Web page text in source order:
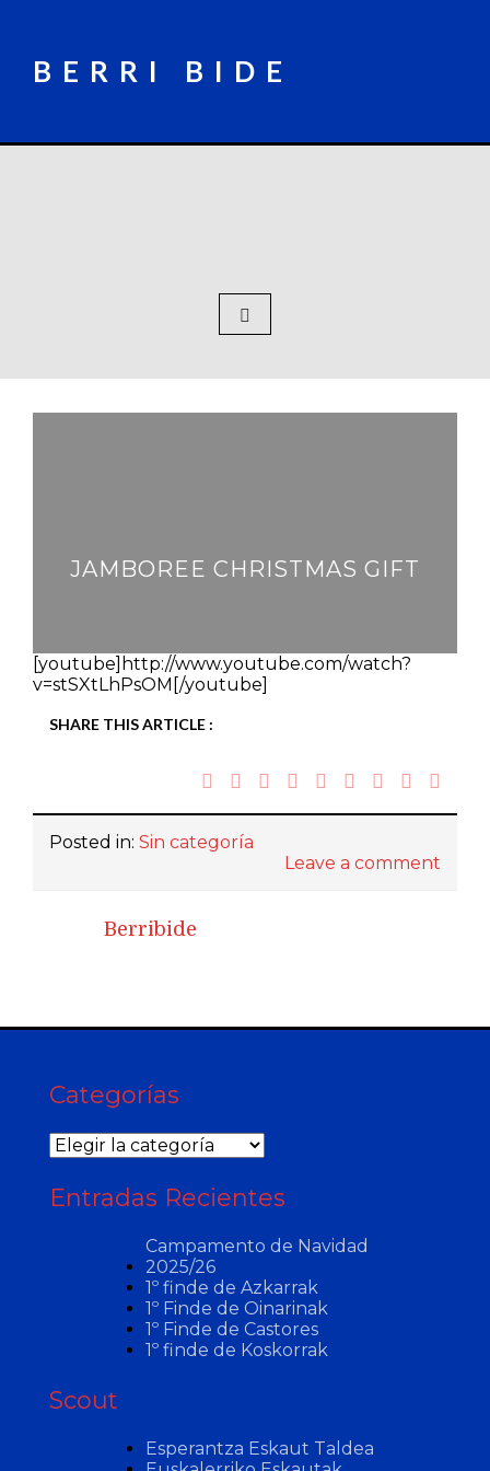
BERRI BIDE
JAMBOREE CHRISTMAS GIFT
[youtube]http://www.youtube.com/watch?
v=stSXtLhPsOM[/youtube]
SHARE THIS ARTICLE :
Posted in: Sin categoría
Leave a comment
Berribide
Categorías
Categorías
Entradas Recientes
Campamento de Navidad
2025/26
1º finde de Azkarrak
1º Finde de Oinarinak
1º Finde de Castores
1º finde de Koskorrak
Scout
Esperantza Eskaut Taldea